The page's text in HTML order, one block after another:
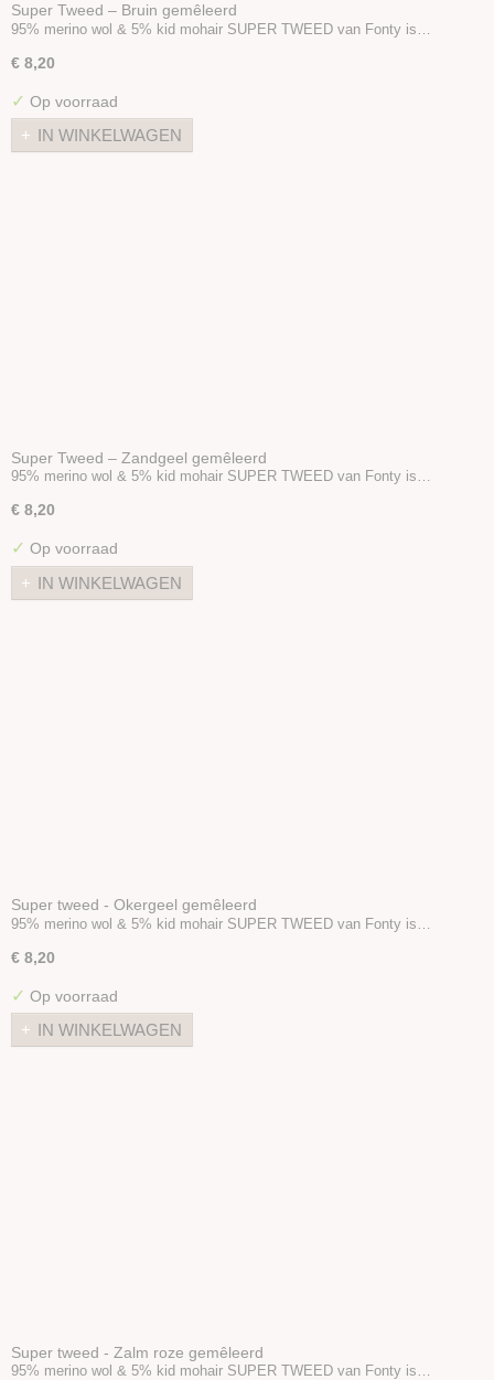
Super Tweed – Bruin gemêleerd
95% merino wol & 5% kid mohair SUPER TWEED van Fonty is…
€ 8,20
✓ Op voorraad
IN WINKELWAGEN
Super Tweed – Zandgeel gemêleerd
95% merino wol & 5% kid mohair SUPER TWEED van Fonty is…
€ 8,20
✓ Op voorraad
IN WINKELWAGEN
Super tweed - Okergeel gemêleerd
95% merino wol & 5% kid mohair SUPER TWEED van Fonty is…
€ 8,20
✓ Op voorraad
IN WINKELWAGEN
Super tweed - Zalm roze gemêleerd
95% merino wol & 5% kid mohair SUPER TWEED van Fonty is…